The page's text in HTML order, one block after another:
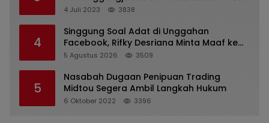
2022
4 Juli 2023 3838
4
Singgung Soal Adat di Unggahan
Facebook, Rifky Desriana Minta Maaf ke
PDA dan Bupati Kubar
5 Agustus 2026 3509
5
Nasabah Dugaan Penipuan Trading
Midtou Segera Ambil Langkah Hukum
6 Oktober 2022 3396